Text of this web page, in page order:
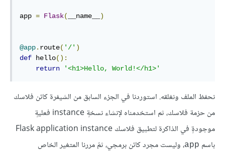
app = Flask( __name__ )
@app. route( '/' )
def hello():
return
'<h1>Hello, World!</h1>'
نحفظ الملف ونغلقه. استوردنا في الجزء السابق من الشيفرة كائن فلاسك
من حزمة فلاسك، ثم استخدمناه لإنشاء نسخةٍ instance فعليةٍ
موجودةٍ في الذاكرة لتطبيق فلاسك Flask application instance
باسم app، وليست مجرد كائن برمجي، ثمّ مررنا المتغير الخاص